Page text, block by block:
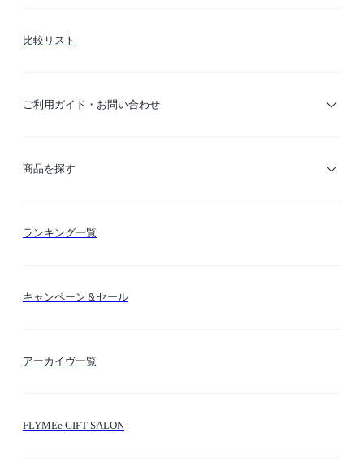
比較リスト
ご利用ガイド・お問い合わせ
ご利用ガイド
商品を探す
カテゴリー検索
ランキング一覧
キャンペーン＆セール
アーカイヴ一覧
FLYMEe GIFT SALON